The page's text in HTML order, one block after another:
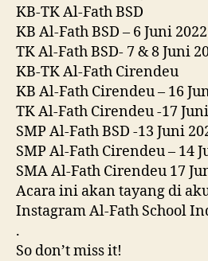
KB-TK Al-Fath BSD
KB Al-Fath BSD – 6 Juni 2022
TK Al-Fath BSD- 7 & 8 Juni
KB-TK Al-Fath Cirendeu
KB Al-Fath Cirendeu – 16
TK Al-Fath Cirendeu -17
SMP Al-Fath BSD -13 Juni
SMP Al-Fath Cirendeu – 14
SMA Al-Fath Cirendeu 17
Acara ini akan tayang di
Instagram Al-Fath School
.
So don’t miss it!